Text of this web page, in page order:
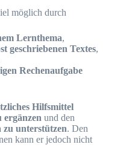
möglich durch
Lernthema,
geschriebenen Textes,
Rechenaufgabe
Hilfsmittel
ergänzen und den
zu unterstützen. Den
kann er jedoch nicht